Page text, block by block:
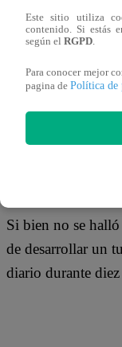
Una
correlación muy
De acuerdo a lo
2018 en los que
Si bien no se
de desarrollar un
diario durante diez
Este sitio utiliza
contenido. Si estás
según el RGPD.
Para conocer mejor
pagina de Política de